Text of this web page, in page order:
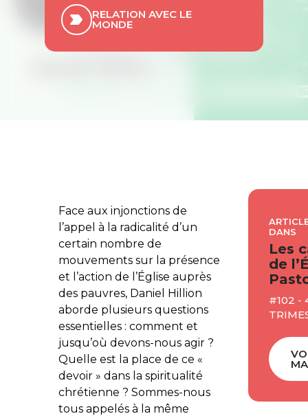
RELATION AVEC LE
MONDE
Face aux injonctions de
l’appel à la radicalité d’un
certain nombre de
mouvements sur la présence
et l’action de l’Église auprès
des pauvres, Daniel Hillion
aborde plusieurs questions
essentielles : comment et
jusqu’où devons-nous agir ?
Quelle est la place de ce «
devoir » dans la spiritualité
chrétienne ? Sommes-nous
tous appelés à la même
DANS
Les
de
#102 -